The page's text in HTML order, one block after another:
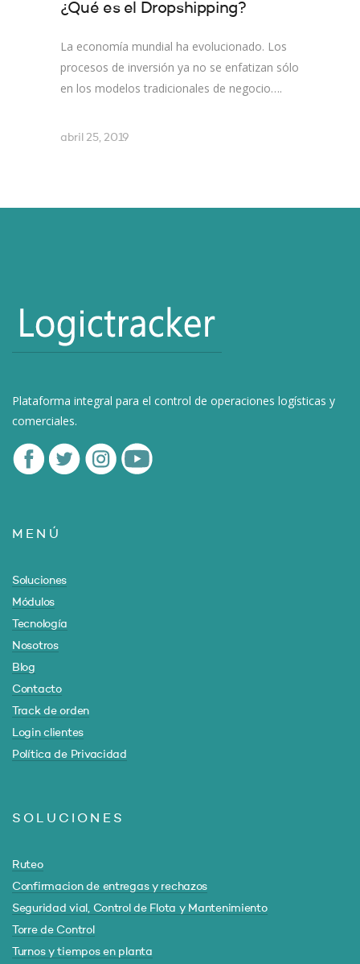
¿Qué es el Dropshipping?
La economía mundial ha evolucionado. Los
procesos de inversión ya no se enfatizan sólo
en los modelos tradicionales de negocio….
abril 25, 2019
Plataforma integral para el control de operaciones logísticas y
comerciales.
MENÚ
Soluciones
Módulos
Tecnología
Nosotros
Blog
Contacto
Track de orden
Login clientes
Política de Privacidad
SOLUCIONES
Ruteo
Confirmacion de entregas y rechazos
Seguridad vial, Control de Flota y Mantenimiento
Torre de Control
Turnos y tiempos en planta